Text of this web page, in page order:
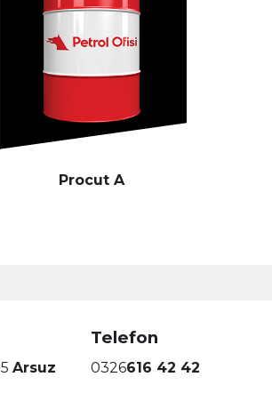
Procut A
Arsuz
Telefon
0326616 42 42